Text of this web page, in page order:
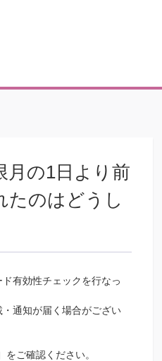
月の1日より前
たのはどうし
有効性チェックを行なっ
通知が届く場合がござい
をご確認ください。